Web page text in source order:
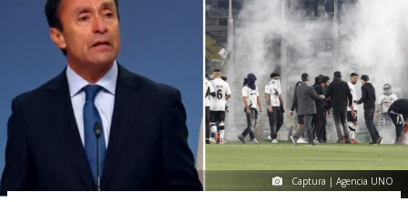
Captura | Agencia UNO